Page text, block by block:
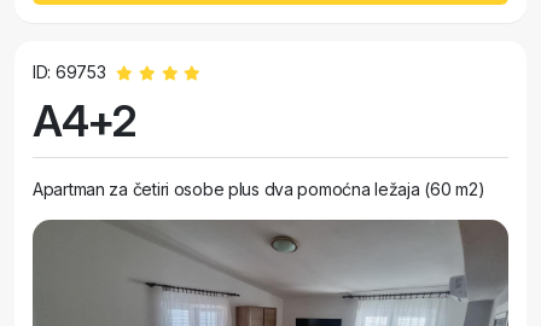
ID: 69753
A4+2
Apartman za četiri osobe plus dva pomoćna ležaja (60 m2)